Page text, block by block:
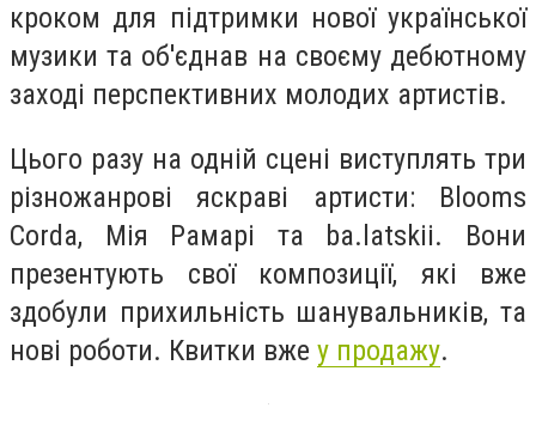
кроком для підтримки нової української
музики та об'єднав на своєму дебютному
заході перспективних молодих артистів.
Цього разу на одній сцені виступлять три
різножанрові яскраві артисти: Blooms
Corda, Мія Рамарі та ba.latskii. Вони
презентують свої композиції, які вже
здобули прихильність шанувальників, та
нові роботи. Квитки вже у продажу.